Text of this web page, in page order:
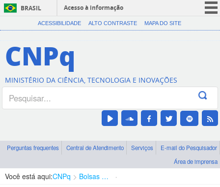
BRASIL
Acesso à informação
CORONAVÍRUS (COVID-19)
Canais
ACESSIBILIDADE ALTO CONTRASTE MAPA DO SITE
CNPq
MINISTÉRIO DA CIÊNCIA, TECNOLOGIA E INOVAÇÕES
Perguntas frequentes Central de Atendimento Serviços
E-mail do Pesquisador
Área de imprensa
Você está aqui:CNPq Bolsas e Auxílios Vigentes